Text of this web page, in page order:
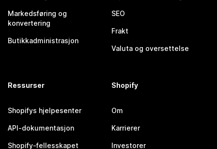
Markedsføring og
konvertering
Butikkadministrasjon
SEO
Frakt
Valuta og oversettelse
Ressurser
Shopifys hjelpesenter
API-dokumentasjon
Shopify-fellesskapet
Shopify
Om
Karrierer
Investorer